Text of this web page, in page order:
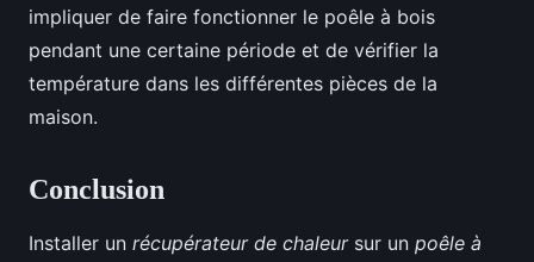
impliquer de faire fonctionner le poêle à bois
pendant une certaine période et de vérifier la
température dans les différentes pièces de la
maison.
Conclusion
Installer un récupérateur de chaleursur un poêle à